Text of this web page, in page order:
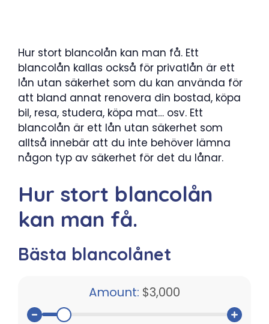
Hur stort blancolån kan man få. Ett
blancolån kallas också för privatlån är ett
lån utan säkerhet som du kan använda för
att bland annat renovera din bostad, köpa
bil, resa, studera, köpa mat… osv. Ett
blancolån är ett lån utan säkerhet som
alltså innebär att du inte behöver lämna
någon typ av säkerhet för det du lånar.
Hur stort blancolån
kan man få.
Bästa blancolånet
Amount: $3,000